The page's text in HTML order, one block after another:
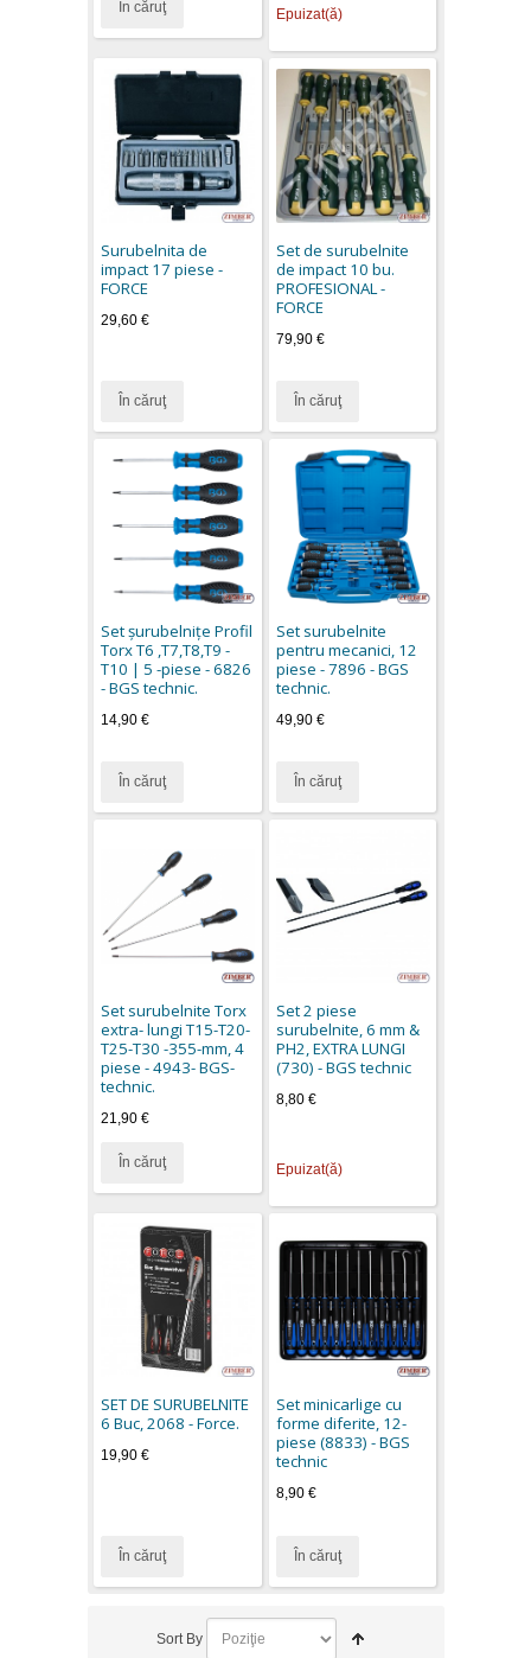
În căruţ Epuizat(ă)
Surubelnita de
impact 17 piese -
FORCE
29,60 €
În căruţ
Set de surubelnite
de impact 10 bu.
PROFESIONAL -
FORCE
79,90 €
În căruţ
Set şurubelniţe Profil
Torx T6 ,T7,T8,T9 -
T10 | 5 -piese - 6826
- BGS technic.
14,90 €
În căruţ
Set surubelnite
pentru mecanici, 12
piese - 7896 - BGS
technic.
49,90 €
În căruţ
Set surubelnite Torx
extra- lungi T15-T20-
T25-T30 -355-mm, 4
piese - 4943- BGS-
technic.
21,90 €
În căruţ
Set 2 piese
surubelnite, 6 mm &
PH2, EXTRA LUNGI
(730) - BGS technic
8,80 €
Epuizat(ă)
SET DE SURUBELNITE
6 Buc, 2068 - Force.
19,90 €
În căruţ
Set minicarlige cu
forme diferite, 12-
piese (8833) - BGS
technic
8,90 €
În căruţ
Sort By